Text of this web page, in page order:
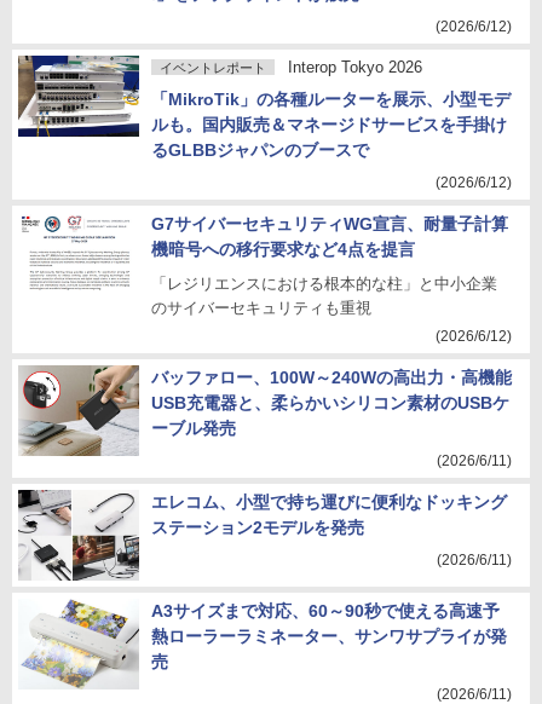
(2026/6/12)
イベントレポート Interop Tokyo 2026
「MikroTik」の各種ルーターを展示、小型モデ
ルも。国内販売＆マネージドサービスを手掛け
るGLBBジャパンのブースで
(2026/6/12)
G7サイバーセキュリティWG宣言、耐量子計算
機暗号への移行要求など4点を提言
「レジリエンスにおける根本的な柱」と中小企業
のサイバーセキュリティも重視
(2026/6/12)
バッファロー、100W～240Wの高出力・高機能
USB充電器と、柔らかいシリコン素材のUSBケ
ーブル発売
(2026/6/11)
エレコム、小型で持ち運びに便利なドッキング
ステーション2モデルを発売
(2026/6/11)
A3サイズまで対応、60～90秒で使える高速予
熱ローラーラミネーター、サンワサプライが発
売
(2026/6/11)